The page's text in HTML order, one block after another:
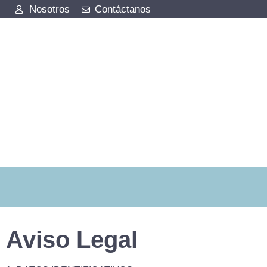
Nosotros Contáctanos
Aviso Legal